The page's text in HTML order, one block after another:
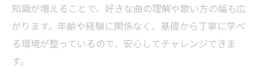
知識が増えることで、好きな曲の理解や歌い方の幅も広
がります。年齢や経験に関係なく、基礎から丁寧に学べ
る環境が整っているので、安心してチャレンジできま
す。